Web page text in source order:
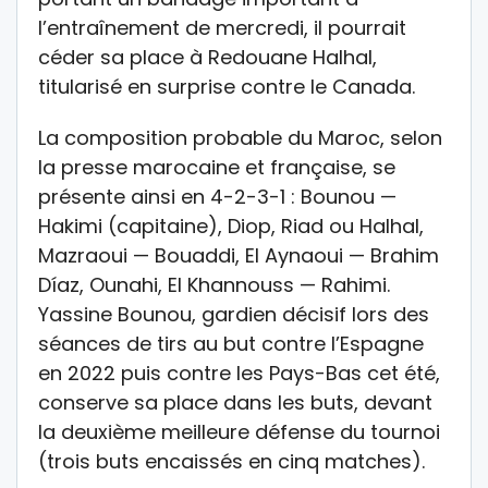
l’entraînement de mercredi, il pourrait
céder sa place à Redouane Halhal,
titularisé en surprise contre le Canada.
La composition probable du Maroc, selon
la presse marocaine et française, se
présente ainsi en 4-2-3-1 : Bounou —
Hakimi (capitaine), Diop, Riad ou Halhal,
Mazraoui — Bouaddi, El Aynaoui — Brahim
Díaz, Ounahi, El Khannouss — Rahimi.
Yassine Bounou, gardien décisif lors des
séances de tirs au but contre l’Espagne
en 2022 puis contre les Pays-Bas cet été,
conserve sa place dans les buts, devant
la deuxième meilleure défense du tournoi
(trois buts encaissés en cinq matches).